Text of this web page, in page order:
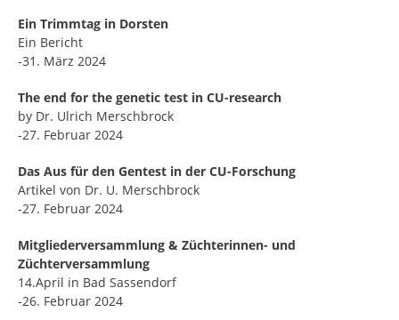
Ein Trimmtag in Dorsten
Ein Bericht
-31. März 2024
The end for the genetic test in CU-research
by Dr. Ulrich Merschbrock
-27. Februar 2024
Das Aus für den Gentest in der CU-Forschung
Artikel von Dr. U. Merschbrock
-27. Februar 2024
Mitgliederversammlung & Züchterinnen- und
Züchterversammlung
14.April in Bad Sassendorf
-26. Februar 2024